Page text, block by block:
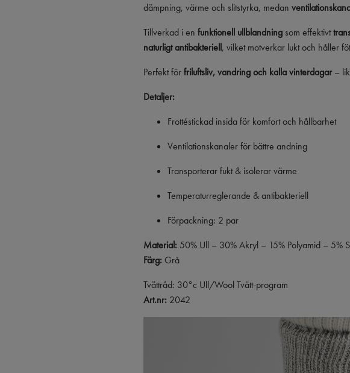
dämpning, värme och slitstyrka, medan
Tillverkad i en funktionell ullblandning som effektivt
naturligt antibakteriell, vilket motverkar lukt och håller
Perfekt förfriluftsliv, vandring och kalla vinterdagar –
Detaljer:
Frottéstickad insida för komfort och hållbarhet
Ventilationskanaler för bättre andning
Transporterar fukt & isolerar värme
Temperaturreglerande & antibakteriell
Förpackning: 2 par
Material: 50% Ull – 30% Akryl – 15% Polyamid – 5%
Färg: Grå
Tvättråd: 30°c Ull/Wool Tvätt-program
Art.nr: 2042